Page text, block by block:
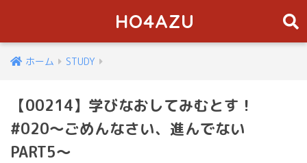
HO4AZU
ホーム STUDY
【00214】学びなおしてみむとす！
#020〜ごめんなさい、進んでない
PART5〜